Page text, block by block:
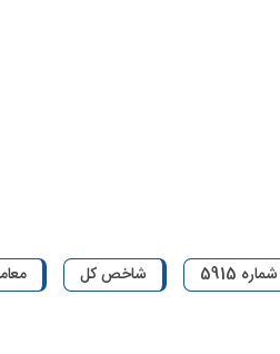
5915 شاخص کل